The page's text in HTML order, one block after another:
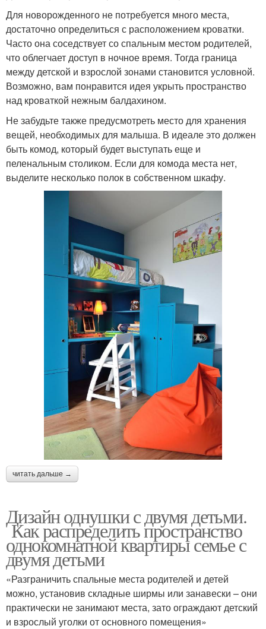
Для новорожденного не потребуется много места,
достаточно определиться с расположением кроватки.
Часто она соседствует со спальным местом родителей,
что облегчает доступ в ночное время. Тогда граница
между детской и взрослой зонами становится условной.
Возможно, вам понравится идея укрыть пространство
над кроваткой нежным балдахином.
Не забудьте также предусмотреть место для хранения
вещей, необходимых для малыша. В идеале это должен
быть комод, который будет выступать еще и
пеленальным столиком. Если для комода места нет,
выделите несколько полок в собственном шкафу.
читать дальше →
Дизайн однушки с двумя детьми.
Как распределить пространство
однокомнатной квартиры семье с
двумя детьми
«Разграничить спальные места родителей и детей
можно, установив складные ширмы или занавески – они
практически не занимают места, зато ограждают детский
и взрослый уголки от основного помещения»